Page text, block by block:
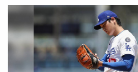
西奧拉的中左外野深遠安打，但中
二壘前。4局下比賽現場下起雨來，
胡誠恩遭到三振後，主審喊出暫停，
賽因雨暫停超過40分鐘之後終於恢
投手巴雷諾，中華隊李權恩內野滾
前已更換為美食照。韓網也流傳一
的4格拍貼照，引發外界聯想。貼文
留言表示，「看起來感覺滿帥的阿」
「台灣啦啦隊員都有棒球男友了，
沒有追求者才奇怪」、「當初簽台灣